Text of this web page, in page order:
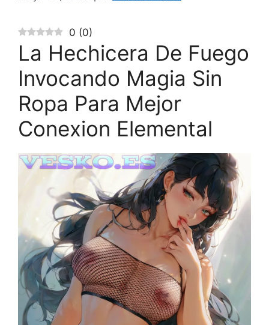
0 (0)
La Hechicera De Fuego
Invocando Magia Sin
Ropa Para Mejor
Conexion Elemental